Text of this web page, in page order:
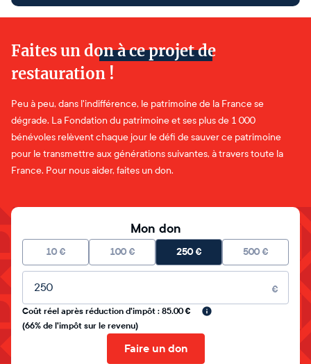
Faites un don à ce projet de
restauration !
Peu à peu, dans l'indifférence, le patrimoine de la France se
dégrade. La Fondation du patrimoine et ses plus de 1 000
bénévoles relèvent chaque jour le défi de sauver ce patrimoine
pour le transmettre aux générations suivantes, à travers toute la
France. Pour nous aider, faites un don.
Mon don
10 € 100 € 250€ 500 €
Montant libre
€
Coût réel après réduction d'impôt : 85.00 €
(66% de l'impôt sur le revenu)
Faire un don